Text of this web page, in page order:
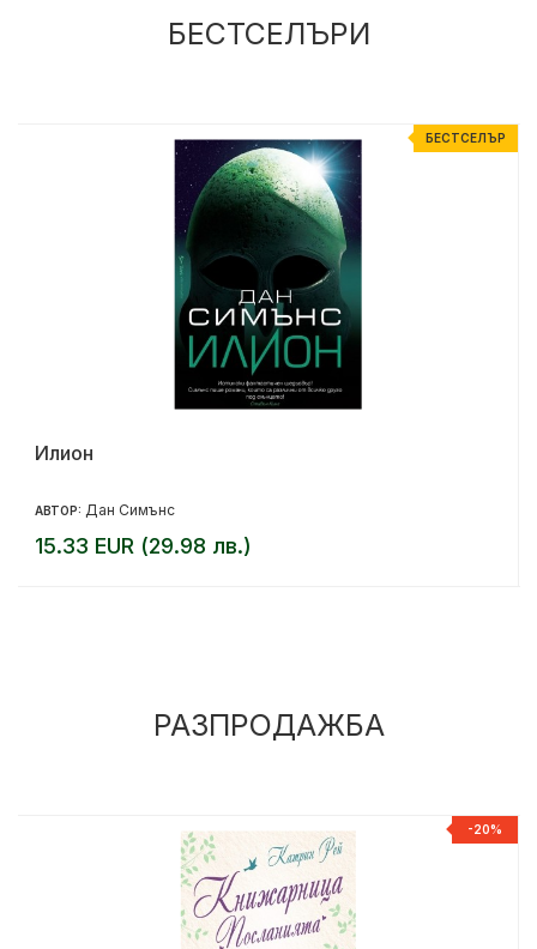
БЕСТСЕЛЪРИ
БЕСТСЕЛЪР
Илион
АВТОР: Дан Симънс
15.33 EUR (29.98 лв.)
РАЗПРОДАЖБА
-20%